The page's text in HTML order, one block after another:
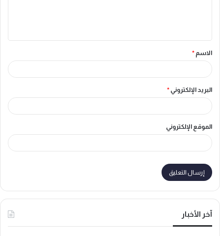
ق
*
الاسم *
البريد الإلكتروني *
الموقع الإلكتروني
آخر الأخبار